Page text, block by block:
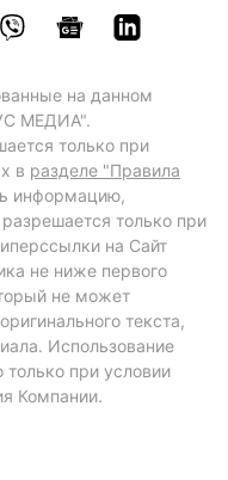
на данном
МЕДИА".
только при
в разделе "Правила
информацию,
только при
на Сайт
не ниже первого
не может
текста,
Использование
при условии
Компании.